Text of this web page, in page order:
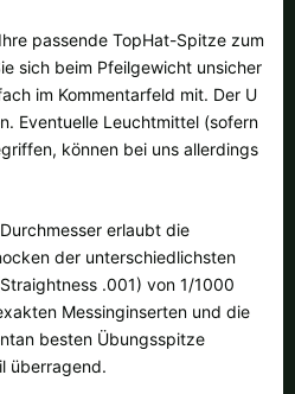
passende TopHat-Spitze zum
sich beim Pfeilgewicht unsicher
im Kommentarfeld mit. Der U
Eventuelle Leuchtmittel (sofern
können bei uns allerdings
erlaubt die
der unterschiedlichsten
.001) von 1/1000
Messinginserten und die
besten Übungsspitze
überragend.